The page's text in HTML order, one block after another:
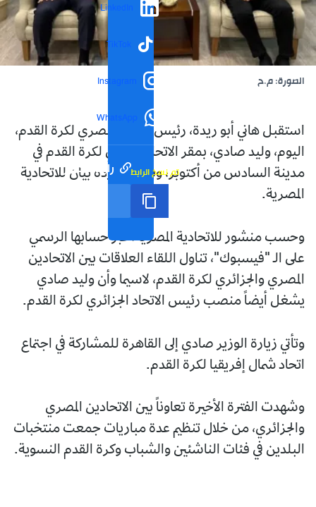
LinkedIn
TikTok
Instagram
WhatsApp
رابط مختصر تم نسخ الرابط
الصورة: م.ح
استقبل هاني أبو ريدة، رئيس الاتحاد المصري لكرة القدم،
اليوم، وليد صادي، بمقر الاتحاد المصري لكرة القدم في
مدينة السادس من أكتوبر، وفق ما أورده بيان للاتحادية
المصرية.
وحسب منشور للاتحادية المصرية، عبر حسابها الرسمي
على الـ "فيسبوك"، تناول اللقاء العلاقات بين الاتحادين
المصري والجزائري لكرة القدم، لاسيما وأن وليد صادي
يشغل أيضاً منصب رئيس الاتحاد الجزائري لكرة القدم.
وتأتي زيارة الوزير صادي إلى القاهرة للمشاركة في اجتماع
اتحاد شمال إفريقيا لكرة القدم.
وشهدت الفترة الأخيرة تعاوناً بين الاتحادين المصري
والجزائري، من خلال تنظيم عدة مباريات جمعت منتخبات
البلدين في فئات الناشئين والشباب وكرة القدم النسوية.